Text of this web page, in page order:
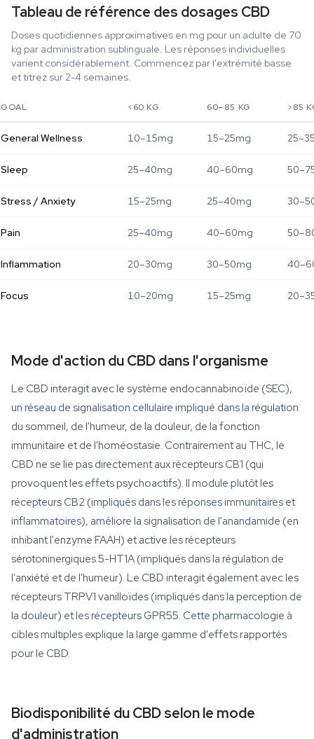
Tableau de référence des dosages CBD
Doses quotidiennes approximatives en mg pour un adulte de 70
kg par administration sublinguale. Les réponses individuelles
varient considérablement. Commencez par l'extrémité basse
et titrez sur 2-4 semaines.
GOAL <60 KG 60–85 KG >85
General Wellness 10–15mg 15–25mg
Sleep 25–40mg 40–60mg
Stress / Anxiety 15–25mg 25–40mg
Pain 25–40mg 40–60mg
Inflammation 20–30mg 30–50mg
Focus 10–20mg 15–25mg
Mode d'action du CBD dans l'organisme
Le CBD interagit avec le système endocannabinoïde (SEC),
un réseau de signalisation cellulaire impliqué dans la régulation
du sommeil, de l'humeur, de la douleur, de la fonction
immunitaire et de l'homéostasie. Contrairement au THC, le
CBD ne se lie pas directement aux récepteurs CB1 (qui
provoquent les effets psychoactifs). Il module plutôt les
récepteurs CB2 (impliqués dans les réponses immunitaires et
inflammatoires), améliore la signalisation de l'anandamide (en
inhibant l'enzyme FAAH) et active les récepteurs
sérotoninergiques 5-HT1A (impliqués dans la régulation de
l'anxiété et de l'humeur). Le CBD interagit également avec les
récepteurs TRPV1 vanilloïdes (impliqués dans la perception de
la douleur) et les récepteurs GPR55. Cette pharmacologie à
cibles multiples explique la large gamme d'effets rapportés
pour le CBD.
Biodisponibilité du CBD selon le mode
d'administration